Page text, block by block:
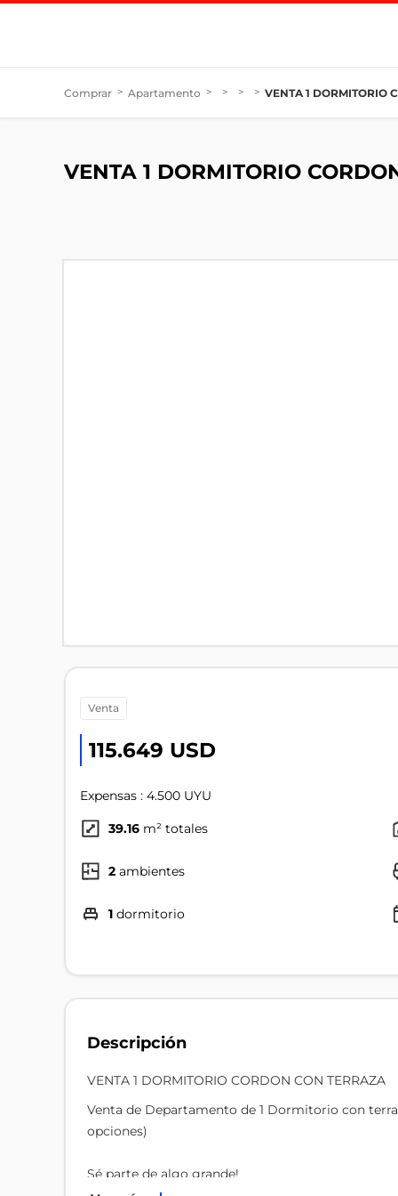
Comprar > Apartamento > > > > VENTA 1 DORMITORIO
VENTA 1 DORMITORIO
venta
115.649 USD
Expensas : 4.500 UYU
39.16 m² totales
2 ambientes
1 dormitorio
Descripción
VENTA 1 DORMITORIO CORDON CON TERRAZA
Venta de Departamento de 1 Dormitorio con
opciones)
Sé parte de algo grande!